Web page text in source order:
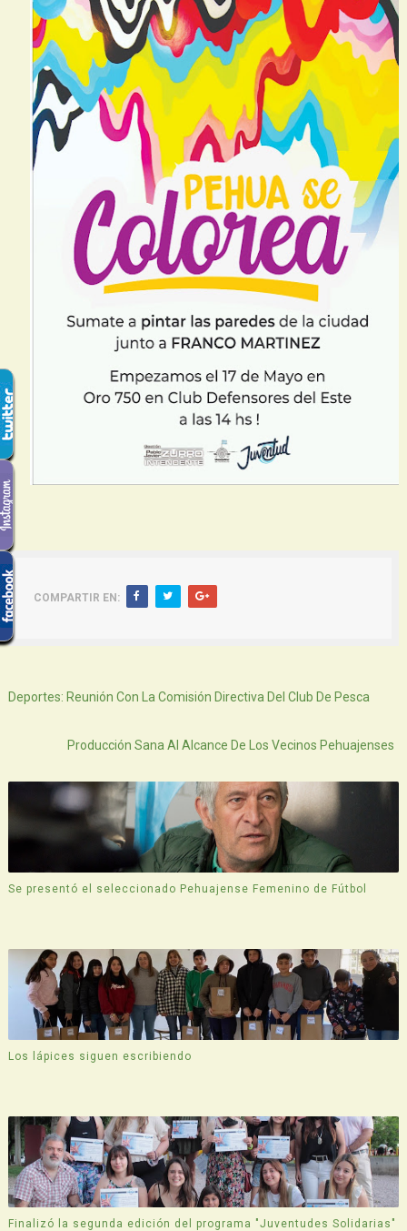
COMPARTIR EN:
Deportes: Reunión Con La Comisión Directiva Del Club De Pesca
Producción Sana Al Alcance De Los Vecinos Pehuajenses
Se presentó el seleccionado Pehuajense Femenino de Fútbol
Los lápices siguen escribiendo
Finalizó la segunda edición del programa "Juventudes Solidarias"